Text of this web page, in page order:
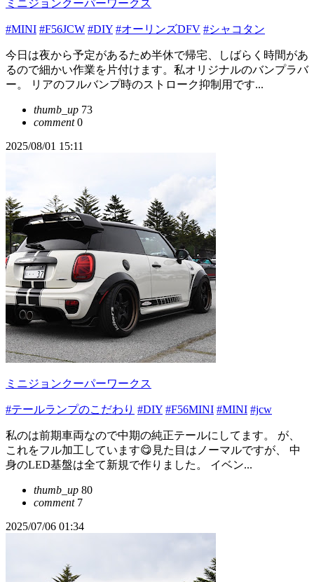
ミニジョンクーパーワークス
#MINI #F56JCW #DIY #オーリンズDFV #シャコタン
今日は夜から予定があるため半休で帰宅、しばらく時間があ
るので細かい作業を片付けます。私オリジナルのバンプラバ
ー。 リアのフルバンプ時のストローク抑制用です...
thumb_up 73
comment0
2025/08/01 15:11
ミニジョンクーパーワークス
#テールランプのこだわり #DIY #F56MINI #MINI #jcw
私のは前期車両なので中期の純正テールにしてます。 が、
これをフル加工しています😋見た目はノーマルですが、 中
身のLED基盤は全て新規で作りました。 イベン...
thumb_up 80
comment7
2025/07/06 01:34